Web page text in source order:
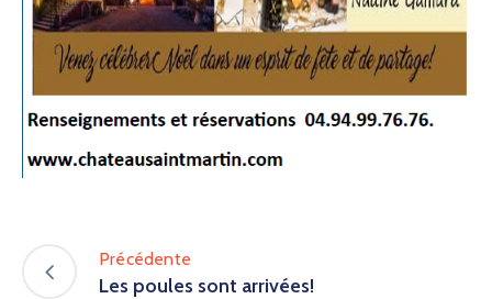
Précédente
Les poules sont arrivées!